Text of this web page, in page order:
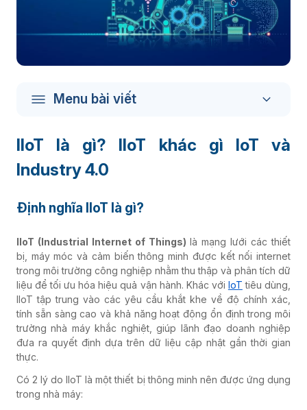
Menu bài viết
IIoT là gì? IIoT khác gì IoT và
Industry 4.0
Định nghĩa IIoT là gì?
IIoT (Industrial Internet of Things) là mạng lưới các thiết
bị, máy móc và cảm biến thông minh được kết nối internet
trong môi trường công nghiệp nhằm thu thập và phân tích dữ
liệu để tối ưu hóa hiệu quả vận hành. Khác với IoT tiêu dùng,
IIoT tập trung vào các yêu cầu khắt khe về độ chính xác,
tính sẵn sàng cao và khả năng hoạt động ổn định trong môi
trường nhà máy khắc nghiệt, giúp lãnh đạo doanh nghiệp
đưa ra quyết định dựa trên dữ liệu cập nhật gần thời gian
thực.
Có 2 lý do IIoT là một thiết bị thông minh nên được ứng dụng
trong nhà máy: